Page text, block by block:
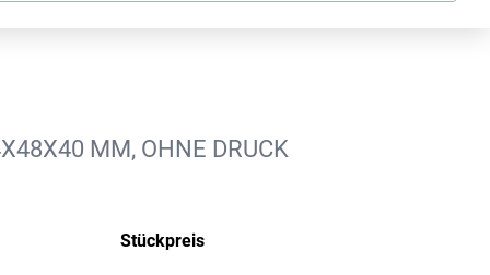
MM, OHNE DRUCK
Stückpreis